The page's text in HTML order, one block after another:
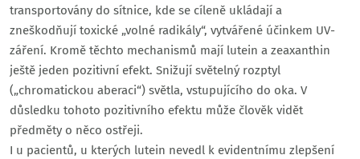
transportovány do sítnice, kde se cíleně ukládají a
zneškodňují toxické „volné radikály“, vytvářené účinkem UV-
záření. Kromě těchto mechanismů mají lutein a zeaxanthin
ještě jeden pozitivní efekt. Snižují světelný rozptyl
(„chromatickou aberaci“) světla, vstupujícího do oka. V
důsledku tohoto pozitivního efektu může člověk vidět
předměty o něco ostřeji.
I u pacientů, u kterých lutein nevedl k evidentnímu zlepšení